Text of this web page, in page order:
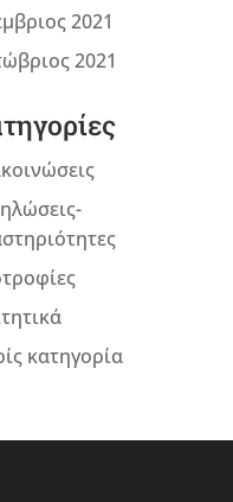
2021
2021
κατηγορία